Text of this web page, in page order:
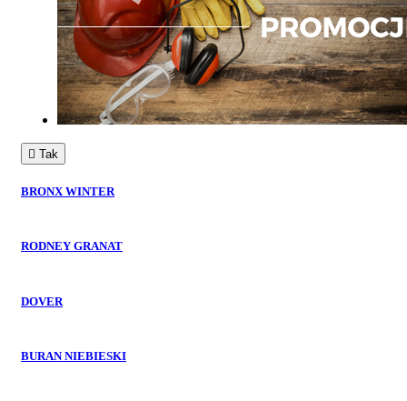
 Tak
BRONX WINTER
RODNEY GRANAT
DOVER
BURAN NIEBIESKI